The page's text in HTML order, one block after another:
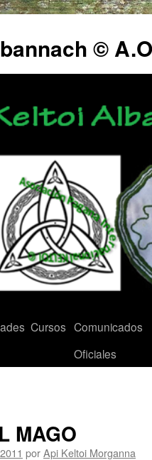
©
Cursos Comunicados
Oficiales
MAGO
porApi Keltoi Morganna